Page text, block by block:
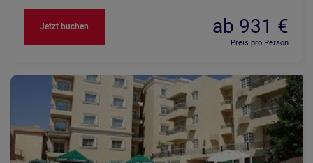
Jetzt buchen ab 931 €
Preis pro Person